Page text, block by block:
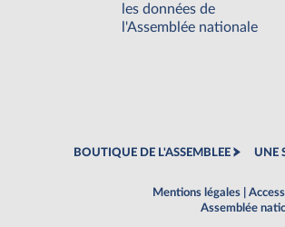
les données de
l'Assemblée nationale
BOUTIQUE DE L'ASSEMBLEE UNE
Mentions légales
Assemblée